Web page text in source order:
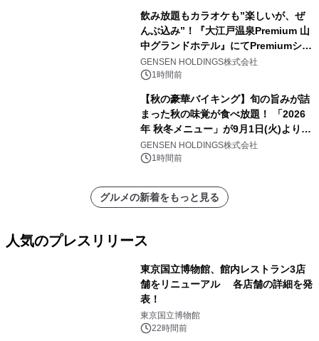
飲み放題もカラオケも”楽しいが、ぜ
んぶ込み”！『大江戸温泉Premium 山
中グランドホテル』にてPremiumシリ
ーズ初のオールインクルーシブ導入
GENSEN HOLDINGS株式会社
1時間前
【秋の豪華バイキング】旬の旨みが詰
まった秋の味覚が食べ放題！ 「2026
年 秋冬メニュー」が9月1日(火)より提
供スタート
GENSEN HOLDINGS株式会社
1時間前
グルメの新着をもっと見る
人気のプレスリリース
東京国立博物館、館内レストラン3店
舗をリニューアル 各店舗の詳細を発
表！
東京国立博物館
22時間前